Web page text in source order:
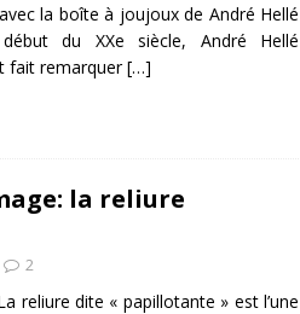
la boîte à joujoux de André Hellé
du XXe siècle, André Hellé
fait remarquer[…]
la reliure
2
reliure dite « papillotante » est l’une